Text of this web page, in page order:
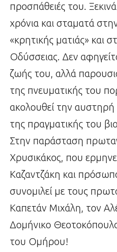
προσπάθειές του.
χρόνια και σταματά
«κρητικής ματιάς» και
Οδύσσειας. Δεν
ζωής του, αλλά
της πνευματικής του
ακολουθεί την αυστηρή
της πραγματικής του
Στην παράσταση
Χρυσικάκος, που
Καζαντζάκη και
συνομιλεί με τους
Καπετάν Μιχάλη, τον
Δομήνικο
του Ομήρου!